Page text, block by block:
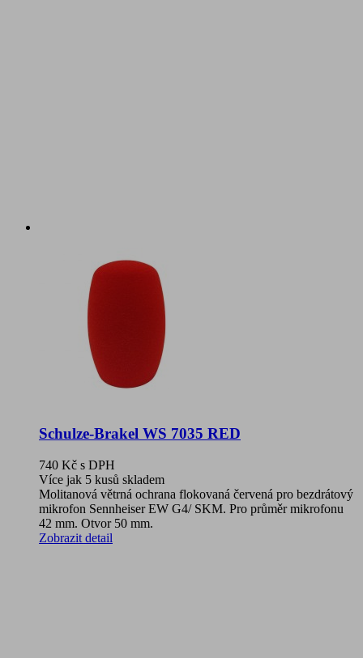
Schulze-Brakel WS 7035 RED
740 Kč s DPH
Více jak 5 kusů skladem
Molitanová větrná ochrana flokovaná červená pro bezdrátový
mikrofon Sennheiser EW G4/ SKM. Pro průměr mikrofonu
42 mm. Otvor 50 mm.
Zobrazit detail